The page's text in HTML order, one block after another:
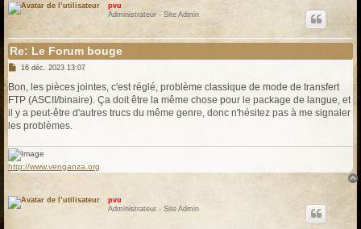
pvu
Administrateur - Site Admin
Re: Le Forum bouge
M
s
s
a
g
e
16 déc. 2023 13:07
Bon, les pièces jointes, c'est réglé, problème classique de mode de transfert
FTP (ASCII/binaire). Ça doit être la même chose pour le package de langue, et
il y a peut-être d'autres trucs du même genre, donc n'hésitez pas à me signaler
les problèmes.
http://www.venganza.org
pvu
Administrateur - Site Admin